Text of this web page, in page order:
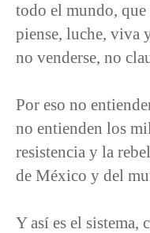
todo el mundo,
piense, luche, viva
no venderse, no
Por eso no
no entienden los
resistencia y la
de México y del
Y así es el sistema,